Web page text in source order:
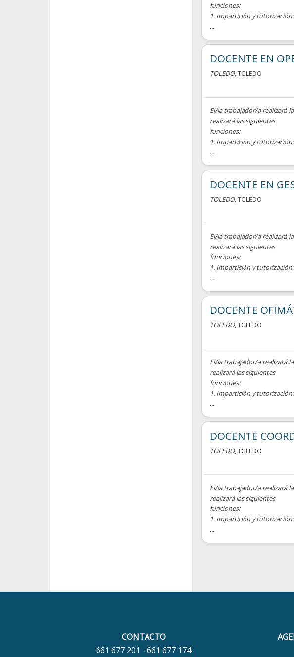
funciones:
1. Impartición y tutorización:
...
DOCENTE EN
TOLEDO, TOLEDO
El/la trabajador/a realizará
realizará las siguientes
funciones:
1. Impartición y tutorización:
...
DOCENTE EN
TOLEDO, TOLEDO
El/la trabajador/a realizará
realizará las siguientes
funciones:
1. Impartición y tutorización:
...
DOCENTE
TOLEDO, TOLEDO
El/la trabajador/a realizará
realizará las siguientes
funciones:
1. Impartición y tutorización:
...
DOCENTE
TOLEDO, TOLEDO
El/la trabajador/a realizará
realizará las siguientes
funciones:
1. Impartición y tutorización:
...
CONTACTO
661 677 201 - 661 677 174